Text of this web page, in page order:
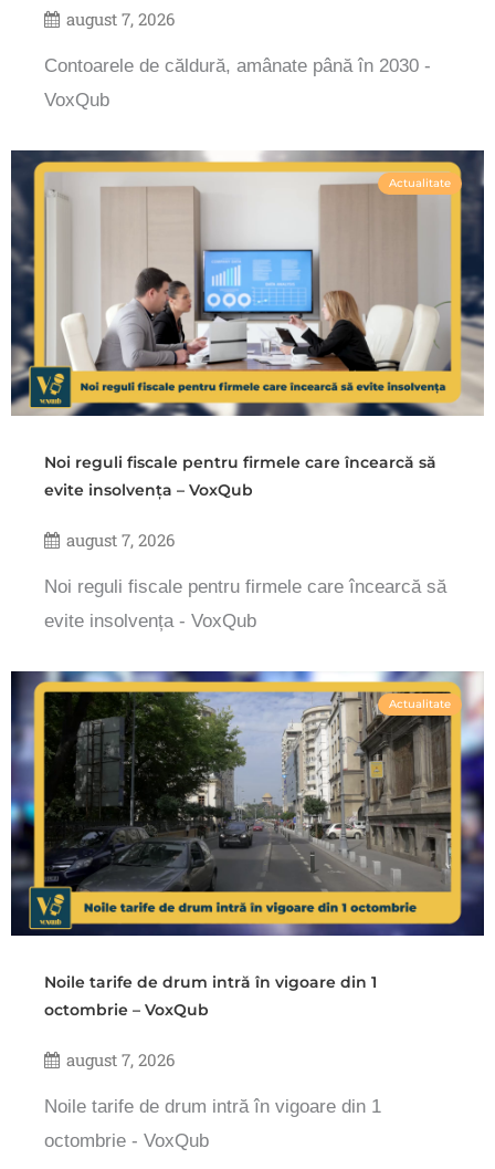
august 7, 2026
Contoarele de căldură, amânate până în 2030 -
VoxQub
Actualitate
Noi reguli fiscale pentru firmele care încearcă să
evite insolvența – VoxQub
august 7, 2026
Noi reguli fiscale pentru firmele care încearcă să
evite insolvența - VoxQub
Actualitate
Noile tarife de drum intră în vigoare din 1
octombrie – VoxQub
august 7, 2026
Noile tarife de drum intră în vigoare din 1
octombrie - VoxQub